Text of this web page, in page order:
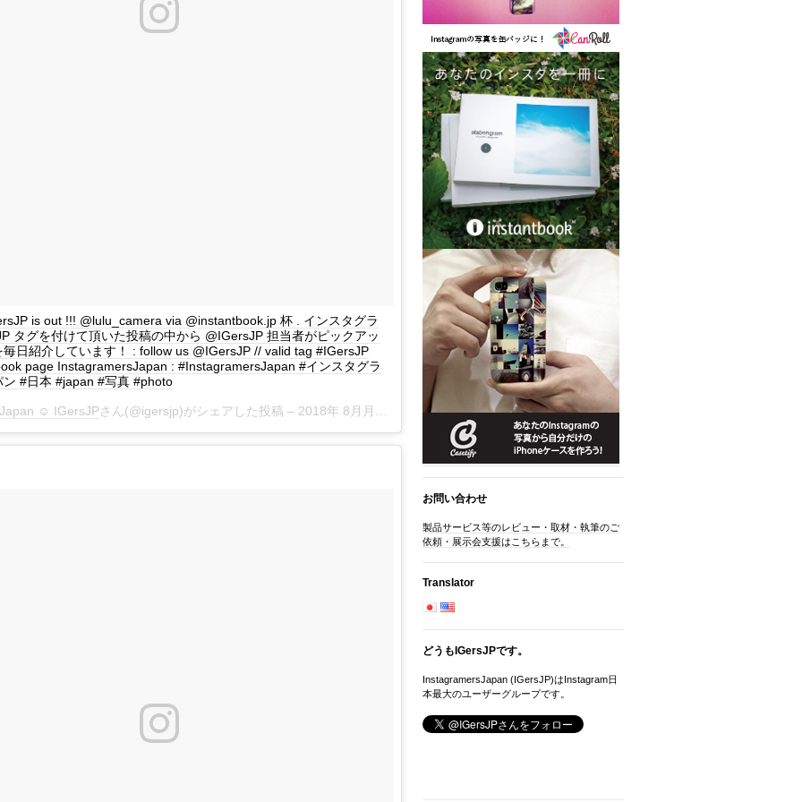
is out !!! @lulu_camera via @instantbook.jp 杯 . インスタグラ
タグを付けて頂いた投稿の中から @IGersJP 担当者がピックアッ
毎日紹介しています！ : follow us @IGersJP // valid tag #IGersJP
page InstagramersJapan : #InstagramersJapan #インスタグラ
ン #日本 #japan #写真 #photo
☺︎ IGersJPさん(@igersjp)がシェアした投稿 – 2018年 8月月17日午後9時38分PDT
お問い合わせ
製品サービス等のレビュー・取材・執筆のご
依頼・展示会支援はこちらまで。
Translator
どうもIGersJPです。
InstagramersJapan (IGersJP)はInstagram日
本最大のユーザーグループです。